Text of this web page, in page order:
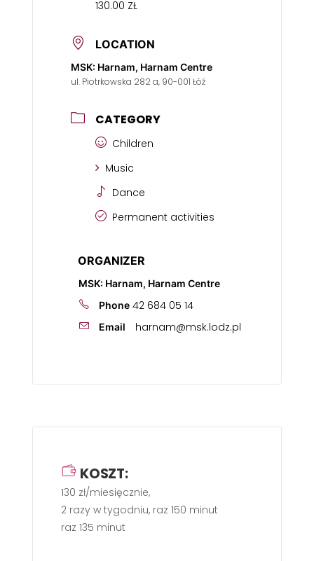
130.00 ZŁ
LOCATION
MSK: Harnam, Harnam Centre
ul. Piotrkowska 282 a, 90-001 Łóź
CATEGORY
Children
Music
Dance
Permanent activities
ORGANIZER
MSK: Harnam, Harnam Centre
Phone 42 684 05 14
Email harnam@msk.lodz.pl
KOSZT:
130 zł/miesięcznie,
2 razy w tygodniu, raz 150 minut
raz 135 minut